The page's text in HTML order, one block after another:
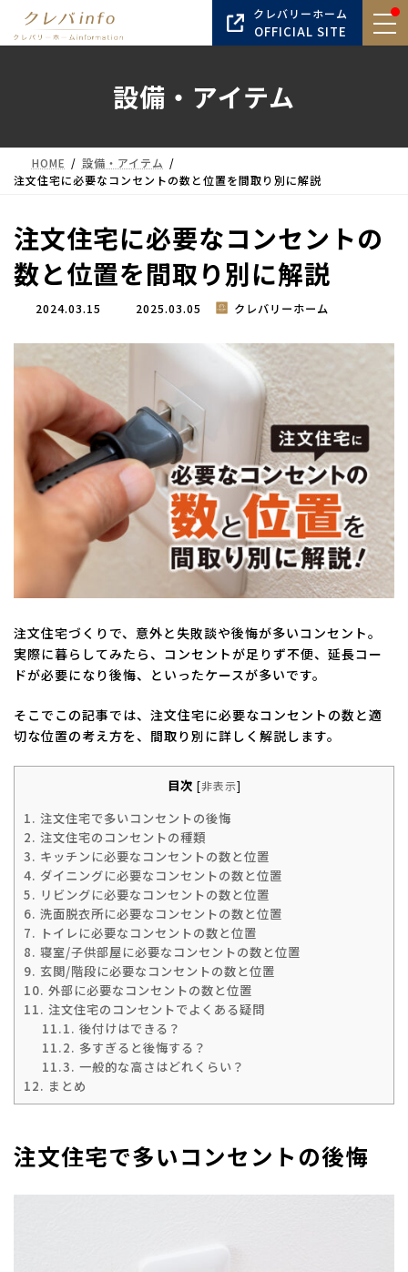
テ
キ
ゲ
に
クレバリーホーム
OFFICIAL SITE
設備・アイテム
HOME
設備・アイテム
注文住宅に必要なコンセントの数と位置を間取り別に解説
注文住宅に必要なコンセントの
数と位置を間取り別に解説
2024.03.15
最
更
:
2025.03.05 クレバリーホーム
注文住宅づくりで、意外と失敗談や後悔が多いコンセント。
実際に暮らしてみたら、コンセントが足りず不便、延長コー
ドが必要になり後悔、といったケースが多いです。
そこでこの記事では、注文住宅に必要なコンセントの数と適
切な位置の考え方を、間取り別に詳しく解説します。
目次 [非表示]
1. 注文住宅で多いコンセントの後悔
2. 注文住宅のコンセントの種類
3. キッチンに必要なコンセントの数と位置
4. ダイニングに必要なコンセントの数と位置
5. リビングに必要なコンセントの数と位置
6. 洗面脱衣所に必要なコンセントの数と位置
7. トイレに必要なコンセントの数と位置
8. 寝室/子供部屋に必要なコンセントの数と位置
9. 玄関/階段に必要なコンセントの数と位置
10. 外部に必要なコンセントの数と位置
11. 注文住宅のコンセントでよくある疑問
11.1. 後付けはできる？
11.2. 多すぎると後悔する？
11.3. 一般的な高さはどれくらい？
12. まとめ
注文住宅で多いコンセントの後悔